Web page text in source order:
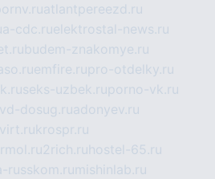
atlantpereezd.ru
a-cdc.ruelektrostal-news.ru
budem-znakomye.ru
emfire.rupro-otdelky.ru
seks-uzbek.ruporno-vk.ru
vd-dosug.ruadonyev.ru
krospr.ru
2rich.ru hostel-65.ru
russkom.ru mishinlab.ru